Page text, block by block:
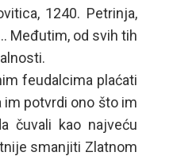
1240. Petrinja,
Međutim, od svih tih
feudalcima plaćati
im potvrdi ono što im
čuvali kao najveću
smanjiti Zlatnom